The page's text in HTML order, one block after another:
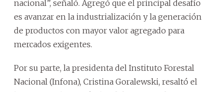
nacional”, señaló. Agregó que el principal desafío
es avanzar en la industrialización y la generación
de productos con mayor valor agregado para
mercados exigentes.
Por su parte, la presidenta del Instituto Forestal
Nacional (Infona), Cristina Goralewski, resaltó el